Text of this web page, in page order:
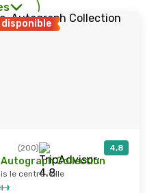
(200) 4,8
Autograph Collection
le centre-ville